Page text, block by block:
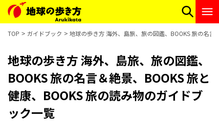
TOP ガイドブック 地球の歩き方 海外、島旅、旅の図鑑、BOOKS 旅の名
地球の歩き方 海外、島旅、旅の図鑑、
BOOKS 旅の名言＆絶景、BOOKS 旅と
健康、BOOKS 旅の読み物のガイドブ
ック一覧